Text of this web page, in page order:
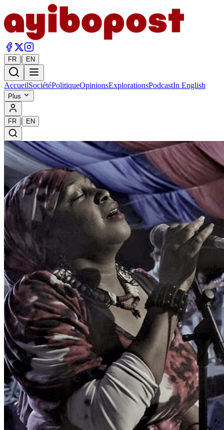
FR | EN
AccueilSociétéPolitiqueOpinionsExplorationsPodcastIn English
Plus
FR | EN